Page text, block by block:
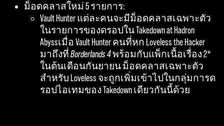
ม็อดคลาสใหม่ 5 รายการ:
Vault Hunter แต่ละคนจะมีม็อดคลาสเฉพาะตัว
ในรายการของดรอปใน Takedown at Hadron
Abyssเมื่อ Vault Hunter คนที่หก Loveless the Hacker
มาถึงที่Borderlands 4พร้อมกับแพ็กเนื้อเรื่อง 2*
ในต้นเดือนกันยายน ม็อดคลาสเฉพาะตัว
สำหรับ Loveless จะถูกเพิ่มเข้าไปในกลุ่มการด
รอปไอเทมของ Takedown เดียวกันนี้ด้วย